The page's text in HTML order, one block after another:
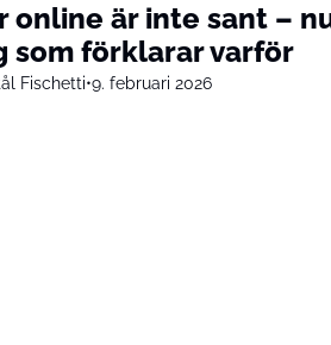
online är inte sant –
som förklarar varför
Fischetti•9. februari 2026